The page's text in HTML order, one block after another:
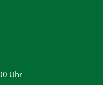
Uhr